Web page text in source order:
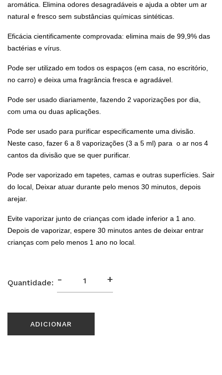
aromática. Elimina odores desagradáveis e ajuda a obter um ar
natural e fresco sem substâncias químicas sintéticas.
Eficácia cientificamente comprovada: elimina mais de 99,9% das
bactérias e vírus.
Pode ser utilizado em todos os espaços (em casa, no escritório,
no carro) e deixa uma fragrância fresca e agradável.
Pode ser usado diariamente, fazendo 2 vaporizações por dia,
com uma ou duas aplicações.
Pode ser usado para purificar especificamente uma divisão.
Neste caso, fazer 6 a 8 vaporizações (3 a 5 ml) para o ar nos 4
cantos da divisão que se quer purificar.
Pode ser vaporizado em tapetes, camas e outras superfícies. Sair
do local, Deixar atuar durante pelo menos 30 minutos, depois
arejar.
Evite vaporizar junto de crianças com idade inferior a 1 ano.
Depois de vaporizar, espere 30 minutos antes de deixar entrar
crianças com pelo menos 1 ano no local.
Quantidade: - +
ADICIONAR